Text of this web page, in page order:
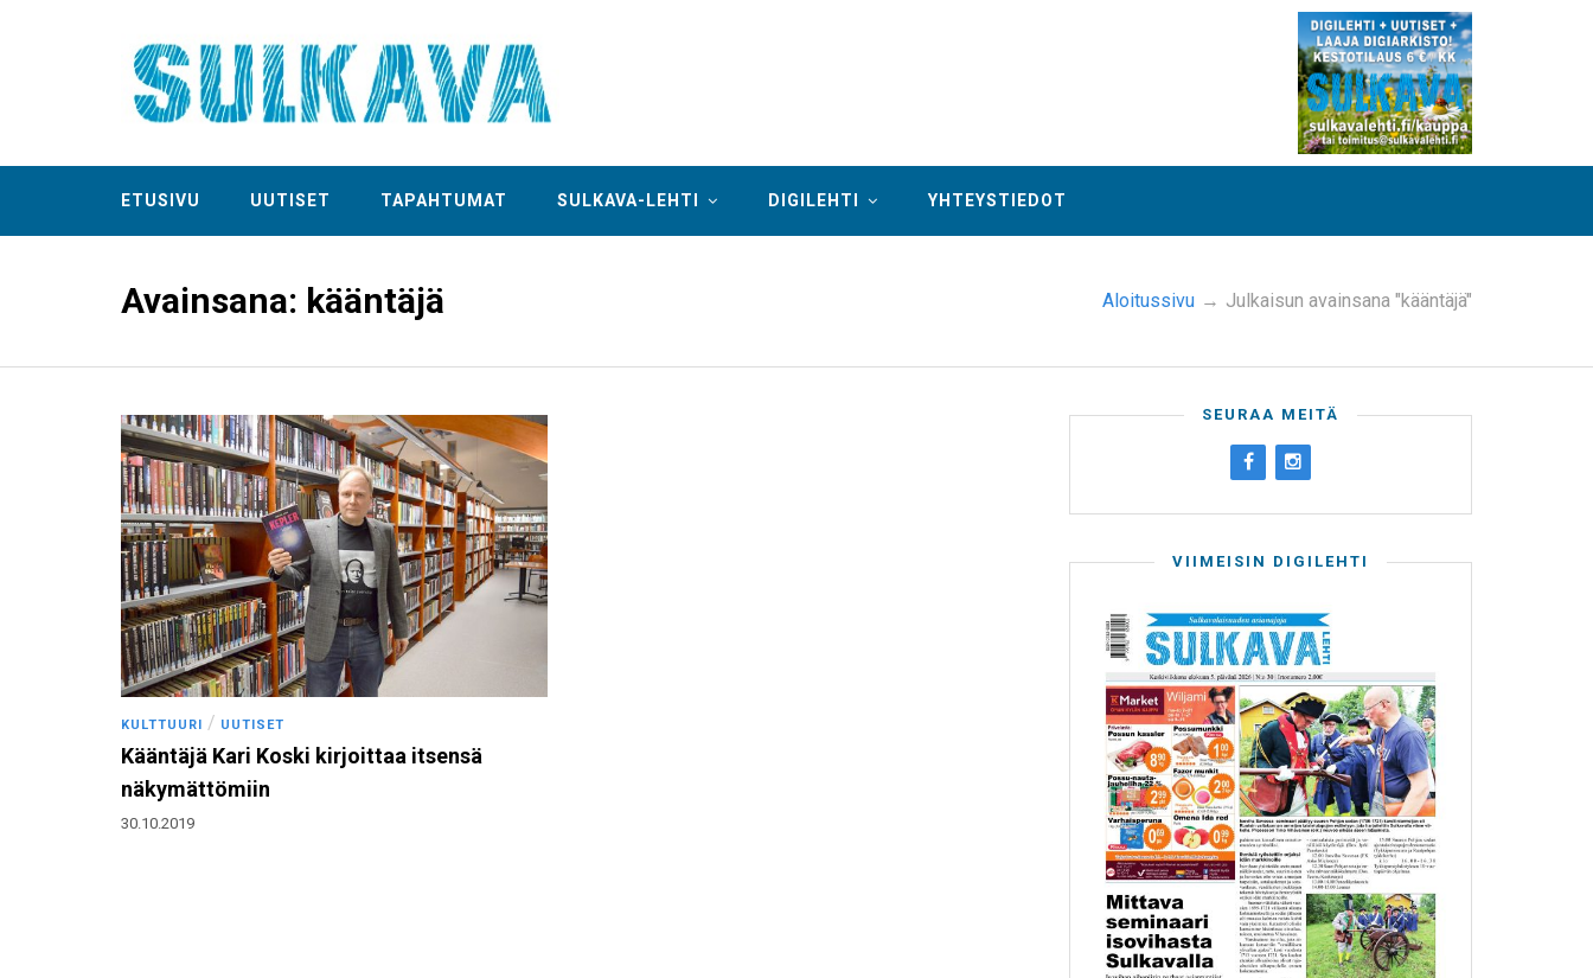
ETUSIVU UUTISET TAPAHTUMAT SULKAVA-LEHTI DIGILEHTI YHTEYSTIEDOT
Avainsana: kääntäjä Aloitussivu → Julkaisun avainsana "kääntäjä"
KULTTUURI / UUTISET
Kääntäjä Kari Koski kirjoittaa itsensä
näkymättömiin
30.10.2019
SEURAA MEITÄ
VIIMEISIN DIGILEHTI